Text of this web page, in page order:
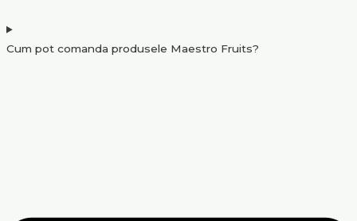
Cum pot comanda produsele Maestro Fruits?